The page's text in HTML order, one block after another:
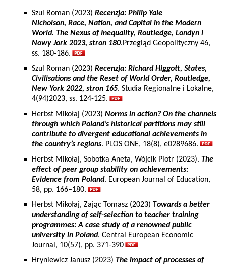
Szul Roman (2023) Recenzja: Philip Yale
Nicholson, Race, Nation, and Capital in the Modern
World. The Nexus of Inequality, Routledge, Londyn i
Nowy Jork 2023, stron 180.Przegląd Geopolityczny 46,
ss. 180-186.
Szul Roman (2023) Recenzja: Richard Higgott, States,
Civilisations and the Reset of World Order, Routledge,
New York 2022, stron 165. Studia Regionalne i Lokalne,
4(94)2023, ss. 124-125.
Herbst Mikołaj (2023) Norms in action? On the channels
through which Poland’s historical partitions may still
contribute to divergent educational achievements in
the country’s regions. PLOS ONE, 18(8), e0289686.
Herbst Mikołaj, Sobotka Aneta, Wójcik Piotr (2023). The
effect of peer group stability on achievements:
Evidence from Poland. European Journal of Education,
58, pp. 166–180.
Herbst Mikołaj, Zając Tomasz (2023) Towards a better
understanding of self-selection to teacher training
programmes: A case study of a renowned public
university in Poland. Central European Economic
Journal, 10(57), pp. 371-390
Hryniewicz Janusz (2023) The impact of processes of